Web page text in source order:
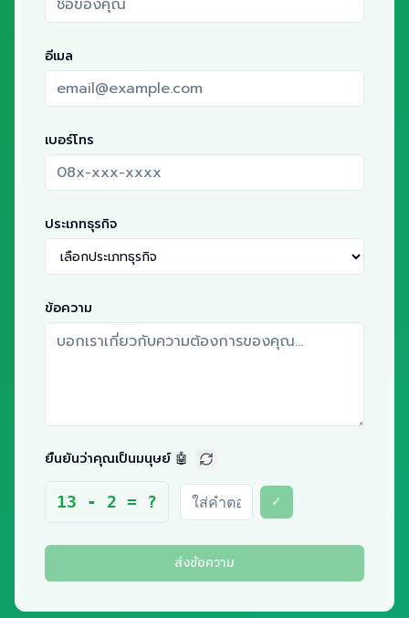
อีเมล
เบอร์โทร
ประเภทธุรกิจ
ข้อความ
ยืนยันว่าคุณเป็นมนุษย์ 🤖
13 - 2 = ? ✓
ส่งข้อความ